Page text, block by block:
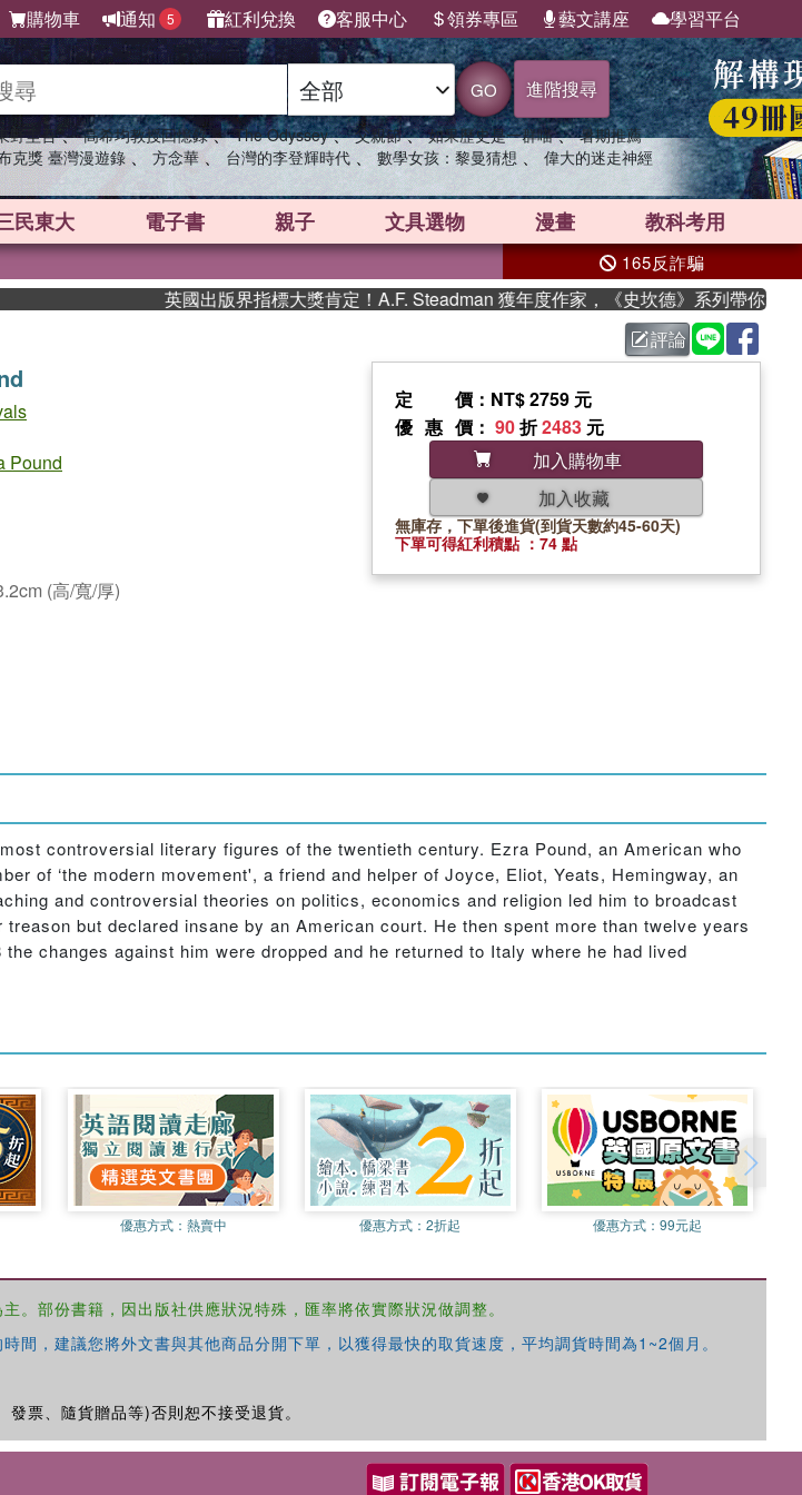
購物車 通知 5 紅利兌換 客服中心 領券專區 藝文講座 學習平台
GO 進階搜尋
野圭吾 、 高希均教授回憶錄 、 The Odyssey 、 父親節 、 如果歷史是一群喵 、 暑期推薦
克獎 臺灣漫遊錄 、 方念華 、 台灣的李登輝時代 、 數學女孩：黎曼猜想 、 偉大的迷走神經
民東大 電子書 親子 文具選物 漫畫 教科考用
165反詐騙
英國出版界指標大獎肯定！A.F. Steadman 獲年度作家，《史坎德》系列帶你踏上熱
評論
Pound
(高/寬/厚)
定價 ：NT$ 2759 元
優惠價 ： 90折2483 元
加入購物車
加入收藏
無庫存，下單後進貨(到貨天數約45-60天)
下單可得紅利積點 ：74 點
controversial literary figures of the twentieth century. Ezra Pound, an American who
of ‘the modern movement', a friend and helper of Joyce, Eliot, Yeats, Hemingway, an
and controversial theories on politics, economics and religion led him to broadcast
but declared insane by an American court. He then spent more than twelve years
changes against him were dropped and he returned to Italy where he had lived
優惠方式： 熱賣中 優惠方式：2折起 優惠方式：99元起
部份書籍，因出版社供應狀況特殊，匯率將依實際狀況做調整。
，建議您將外文書與其他商品分開下單，以獲得最快的取貨速度，平均調貨時間為1~2個月。
票、隨貨贈品等)否則恕不接受退貨。